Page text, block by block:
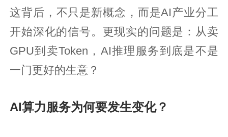
这背后，不只是新概念，而是AI产业分工
开始深化的信号。更现实的问题是：从卖
GPU到卖Token，AI推理服务到底是不是
一门更好的生意？
AI算力服务为何要发生变化？